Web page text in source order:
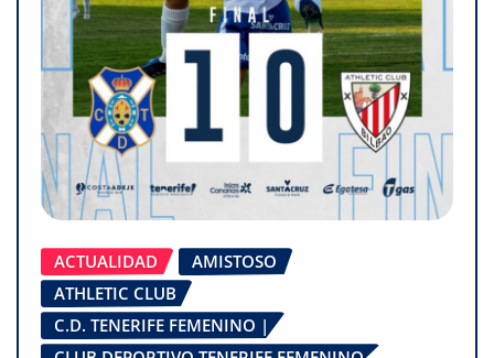
ACTUALIDAD
AMISTOSO
ATHLETIC CLUB
C.D. TENERIFE FEMENINO |